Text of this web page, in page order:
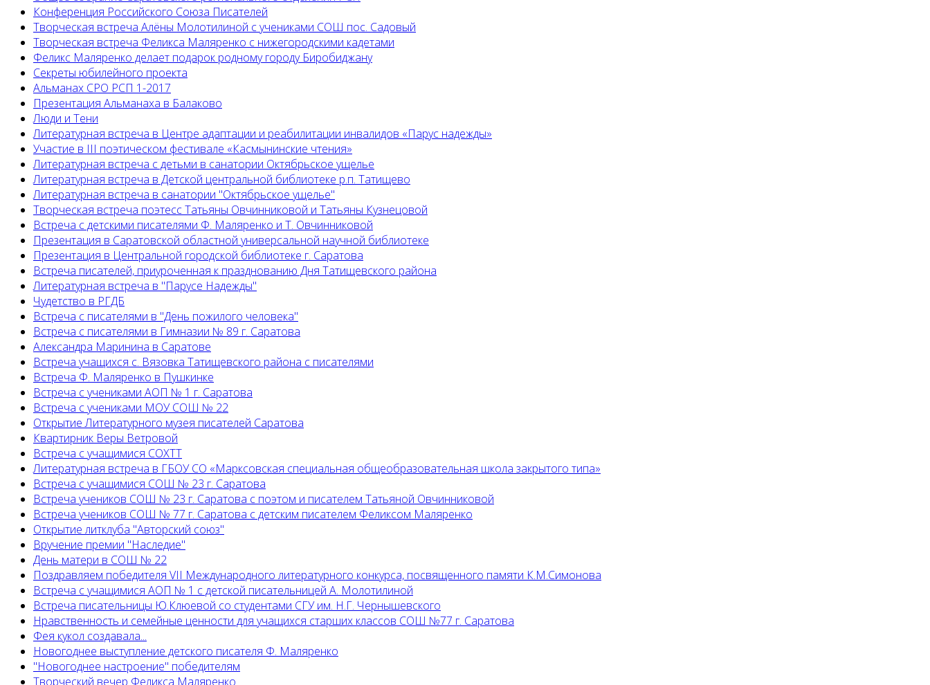
Конференция Российского Союза Писателей
Творческая встреча Алёны Молотилиной с учениками СОШ пос. Садовый
Творческая встреча Феликса Маляренко с нижегородскими кадетами
Феликс Маляренко делает подарок родному городу Биробиджану
Секреты юбилейного проекта
Альманах СРО РСП 1-2017
Презентация Альманаха в Балаково
Люди и Тени
Литературная встреча в Центре адаптации и реабилитации инвалидов «Парус надежды»
Участие в III поэтическом фестивале «Касмынинские чтения»
Литературная встреча с детьми в санатории Октябрьское ущелье
Литературная встреча в Детской центральной библиотеке р.п. Татищево
Литературная встреча в санатории "Октябрьское ущелье"
Творческая встреча поэтесс Татьяны Овчинниковой и Татьяны Кузнецовой
Встреча с детскими писателями Ф. Маляренко и Т. Овчинниковой
Презентация в Саратовской областной универсальной научной библиотеке
Презентация в Центральной городской библиотеке г. Саратова
Встреча писателей, приуроченная к празднованию Дня Татищевского района
Литературная встреча в "Парусе Надежды"
Чудетство в РГДБ
Встреча с писателями в "День пожилого человека"
Встреча с писателями в Гимназии № 89 г. Саратова
Александра Маринина в Саратове
Встреча учащихся с. Вязовка Татищевского района с писателями
Встреча Ф. Маляренко в Пушкинке
Встреча с учениками АОП № 1 г. Саратова
Встреча с учениками МОУ СОШ № 22
Открытие Литературного музея писателей Саратова
Квартирник Веры Ветровой
Встреча с учащимися СОХТТ
Литературная встреча в ГБОУ СО «Марксовская специальная общеобразовательная школа закрытого типа»
Встреча с учащимися СОШ № 23 г. Саратова
Встреча учеников СОШ № 23 г. Саратова с поэтом и писателем Татьяной Овчинниковой
Встреча учеников СОШ № 77 г. Саратова с детским писателем Феликсом Маляренко
Открытие литклуба "Авторский союз"
Вручение премии "Наследие"
День матери в СОШ № 22
Поздравляем победителя VII Международного литературного конкурса, посвященного памяти К.М.Симонова
Встреча с учащимися АОП № 1 с детской писательницей А. Молотилиной
Встреча писательницы Ю.Клюевой со студентами СГУ им. Н.Г. Чернышевского
Нравственность и семейные ценности для учащихся старших классов СОШ №77 г. Саратова
Фея кукол создавала...
Новогоднее выступление детского писателя Ф. Маляренко
"Новогоднее настроение" победителям
Творческий вечер Феликса Маляренко